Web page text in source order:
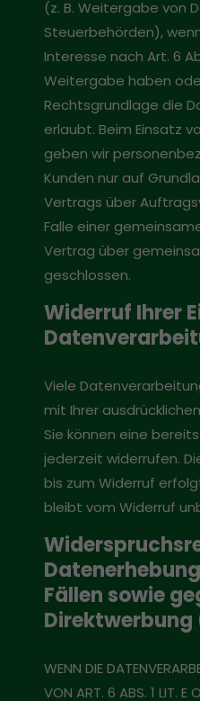
(z. B. Weitergabe von
Steuerbehörden),
Interesse nach Art. 6
Weitergabe haben
Rechtsgrundlage die
erlaubt. Beim Einsatz
geben wir
Kunden nur auf
Vertrags über
Falle einer
Vertrag über
geschlossen.
Widerruf Ihrer
Viele
mit Ihrer
Sie können eine
jederzeit widerrufen.
bis zum Widerruf
bleibt vom Widerruf
Fällen sowie
Direktwerbung
WENN DIE
VON ART. 6 ABS. 1 LIT. E